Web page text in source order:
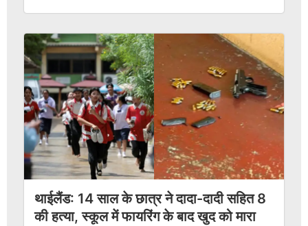
थाईलैंड: 14 साल के छात्र ने दादा-दादी सहित 8
की हत्या, स्कूल में फायरिंग के बाद खुद को मारा